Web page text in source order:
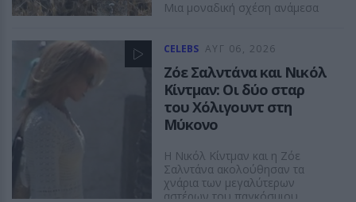
Μια μοναδική σχέση ανάμεσα
ASTROGIRL
CELEBS ΑΥΓ 06, 2026
Ζόε Σαλντάνα και Νικόλ
Κίντμαν: Οι δύο σταρ
του Χόλιγουντ στη
Μύκονο
Η Νικόλ Κίντμαν και η Ζόε
Σαλντάνα ακολούθησαν τα
χνάρια των μεγαλύτερων
αστέρων του παγκόσμιου